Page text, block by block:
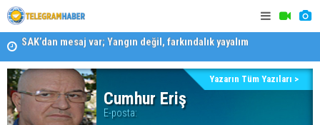
SAK’dan mesaj var; Yangın değil, farkındalık yayalım
Karabağlar ‘da Gazeteci Barış Selçuk saygıyla anıldı
Cumhur Eriş
E-posta:
Yazarın Tüm Yazıları >